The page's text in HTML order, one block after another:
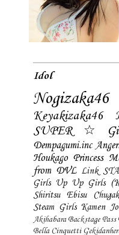
Idol
Nogizaka46
Keyakizaka46
Dempagumi.inc
Houkago Princess
from DVL Link
Girls Up Up Girls
Shiritsu Ebisu
Steam Girls Kamen
Akihabara Backstage Pass
Bella Cinquetti